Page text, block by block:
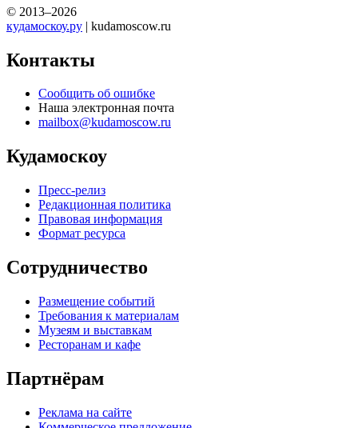
© 2013–2026
кудамоскоу.ру | kudamoscow.ru
Контакты
Сообщить об ошибке
Наша электронная почта
mailbox@kudamoscow.ru
Кудамоскоу
Пресс-релиз
Редакционная политика
Правовая информация
Формат ресурса
Сотрудничество
Размещение событий
Требования к материалам
Музеям и выставкам
Ресторанам и кафе
Партнёрам
Реклама на сайте